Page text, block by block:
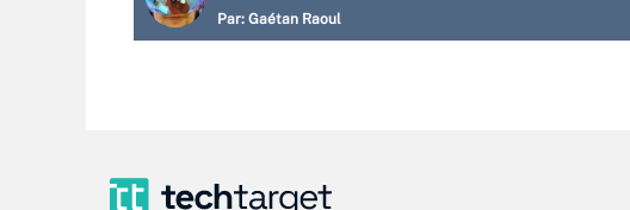
Par: Gaétan Raoul